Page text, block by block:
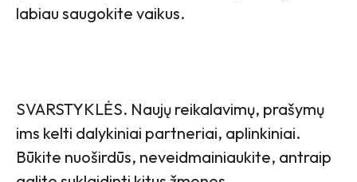
labiau saugokite vaikus.
SVARSTYKLĖS. Naujų reikalavimų, prašymų
ims kelti dalykiniai partneriai, aplinkiniai.
Būkite nuoširdūs, neveidmainiaukite, antraip